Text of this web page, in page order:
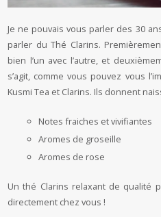
Je ne pouvais vous parler des 30
parler du Thé Clarins.
bien l’un avec l’autre, et
s’agit, comme vous pouvez vous
Kusmi Tea et Clarins. Ils donnent
Notes fraiches et vivifiantes
Aromes de groseille
Aromes de rose
Un thé Clarins relaxant de qualité
directement chez vous !